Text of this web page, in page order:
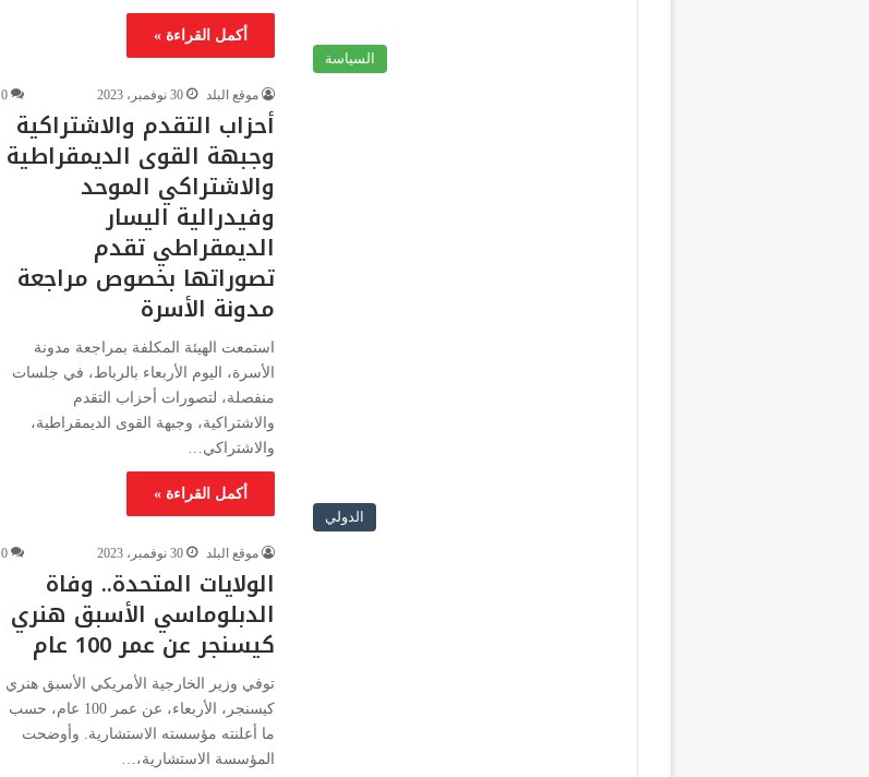
أكمل القراءة »
السياسة
موقع البلد 30 نوفمبر، 2023 0
أحزاب التقدم والاشتراكية
وجبهة القوى الديمقراطية
والاشتراكي الموحد
وفيدرالية اليسار
الديمقراطي تقدم
تصوراتها بخصوص مراجعة
مدونة الأسرة
استمعت الهيئة المكلفة بمراجعة مدونة
الأسرة، اليوم الأربعاء بالرباط، في جلسات
منفصلة، لتصورات أحزاب التقدم
والاشتراكية، وجبهة القوى الديمقراطية،
والاشتراكي…
أكمل القراءة »
الدولي
موقع البلد 30 نوفمبر، 2023 0
الولايات المتحدة.. وفاة
الدبلوماسي الأسبق هنري
كيسنجر عن عمر 100 عام
توفي وزير الخارجية الأمريكي الأسبق هنري
كيسنجر، الأربعاء، عن عمر 100 عام، حسب
ما أعلنته مؤسسته الاستشارية. وأوضحت
المؤسسة الاستشارية،…